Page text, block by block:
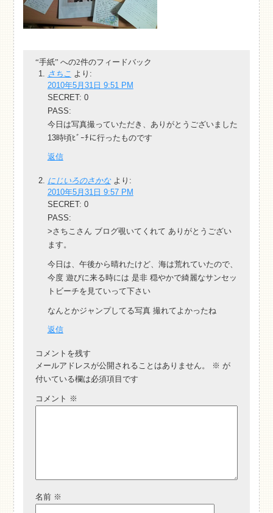
“手紙” への2件のフィードバック
さちこ より:
2010年5月31日 9:51 PM
SECRET: 0
PASS:
今日は写真撮っていただき、ありがとうございました
13時頃ﾋﾞｰﾁに行ったものです
返信
にじいろのさかな より:
2010年5月31日 9:57 PM
SECRET: 0
PASS:
>さちこさん ブログ覗いてくれて ありがとうござい
ます。
今日は、午後から晴れたけど、海は荒れていたので、
今度 遊びに来る時には 是非 穏やかで綺麗なサンセッ
トビーチを見ていって下さい
なんとかジャンプしてる写真 撮れてよかったね
返信
コメントを残す
メールアドレスが公開されることはありません。
※ が
付いている欄は必須項目です
コメント ※
名前 ※